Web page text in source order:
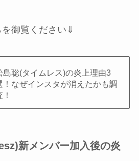
御覧ください⇓
島聡(タイムレス)の炎上理由3
！なぜインスタが消えたかも調
新メンバー加入後の炎